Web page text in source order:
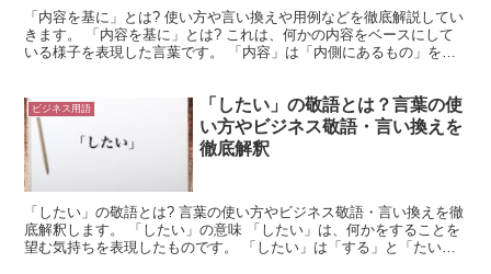
「内容を基に」とは? 使い方や言い換えや用例などを徹底解説してい
きます。 「内容を基に」とは? これは、何かの内容をベースにして
いる様子を表現した言葉です。 「内容」は「内側にあるもの」を意
ビジネス用語
「したい」の敬語とは？言葉の使
い方やビジネス敬語・言い換えを
徹底解釈
「したい」の敬語とは? 言葉の使い方やビジネス敬語・言い換えを徹
底解釈します。 「したい」の意味 「したい」は、何かをすることを
望む気持ちを表現したものです。 「したい」は「する」と「たい」